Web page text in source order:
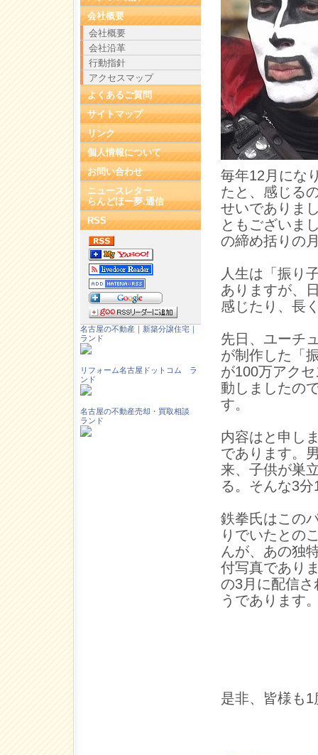
毎年12月にな
たと、感じる
せいでありま
ともございま
の締め括りの
人生は「振り
ありますが、
感じたり、長
先日、ユーチ
が制作した「
が100万アク
動しましたの
す。
内容はと申し
であります。
来、子供が巣
る。そんな3
鉄拳氏はこの
りでいたとの
んが、あの独
付写真であり
の3月に配信
うであります
是非、皆様も
会社概要
会社概要
会社沿革
行動指針
アクセスマップ
よくあるご質問
サイトマップ
リンク
個人情報について
お問い合わせ
ニュースレター
らんどほー夢.通信
RSS
名古屋の不動産｜新築分譲住宅｜
ランド
リフォーム名古屋ドットコム ラ
ンド
名古屋の不動産売却・買取相談
ランド